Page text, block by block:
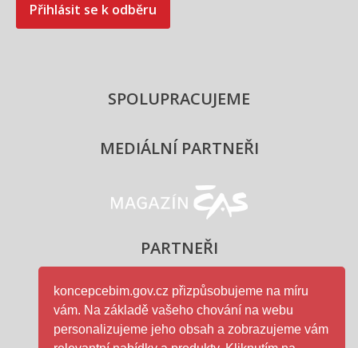
Přihlásit se k odběru
SPOLUPRACUJEME
MEDIÁLNÍ PARTNEŘI
Magazín ČAS - logo
PARTNEŘI
Ministerstvo průmyslu a
koncepcebim.gov.cz přizpůsobujeme na míru
vám. Na základě vašeho chování na webu
personalizujeme jeho obsah a zobrazujeme vám